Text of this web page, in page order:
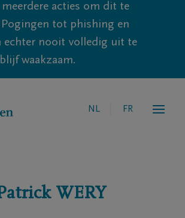
acties om dit te
tot phishing en
echter nooit volledig uit te
waakzaam.
NL FR
WERY